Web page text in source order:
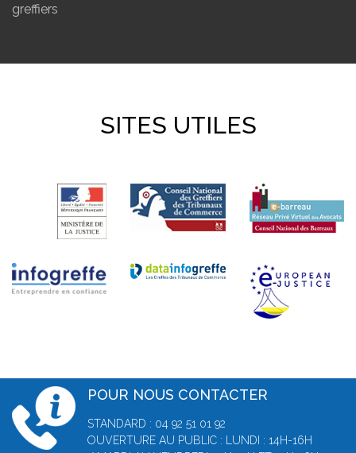
greffiers
SITES UTILES
POUR NOUS CONTACTER
STANDARD : 04 92 51 01 92
OUVERTURE AU PUBLIC : LUNDI : 14H-16H